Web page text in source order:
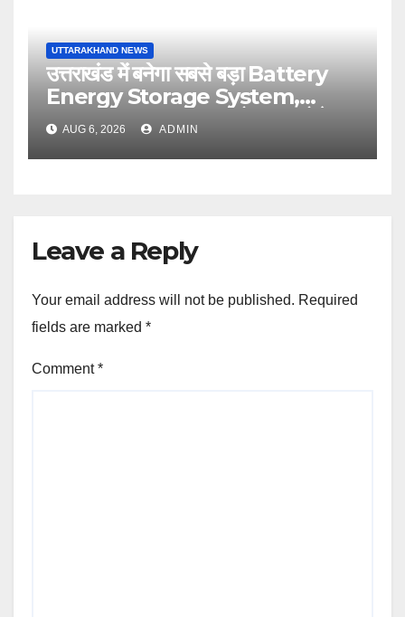
UTTARAKHAND NEWS
उत्तराखंड में बनेगा सबसे बड़ा Battery
Energy Storage System,
UJVNL लगाएगा 352 करोड़ का प्रोजेक्ट
AUG 6, 2026 ADMIN
Leave a Reply
Your email address will not be published. Required
fields are marked *
Comment*